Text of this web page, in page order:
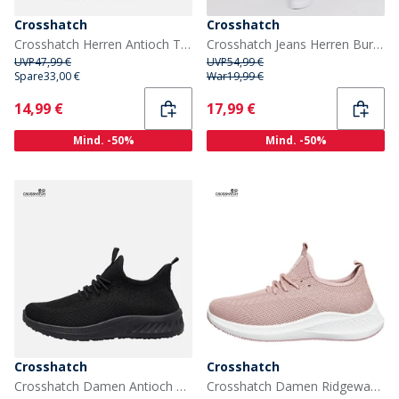
Crosshatch
Crosshatch Herren Antioch Turnschuhe Black Mono
UVP47,99 €
Spare33,00 €
Current
14,99 €
Mind. -50%
Crosshatch
Crosshatch Jeans Herren Buraca Slim Fit Dunkelwaschung
UVP54,99 €
War19,99 €
Current
17,99 €
Mind. -50%
Crosshatch
Crosshatch Damen Antioch Turnschuhe Black Mono
Crosshatch
Crosshatch Damen Ridgeway Sneaker Rosa